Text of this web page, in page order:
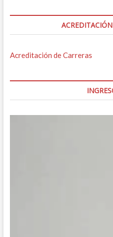
Acreditación de Carreras